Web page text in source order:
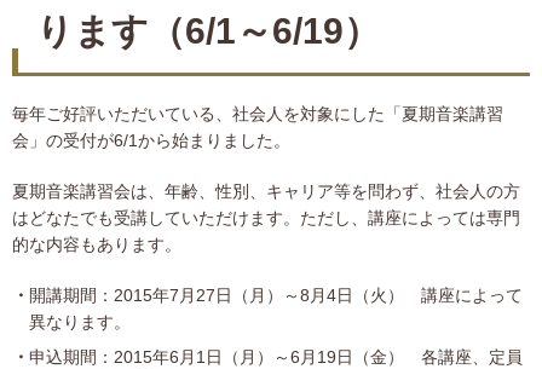
ります（6/1～6/19）
毎年ご好評いただいている、社会人を対象にした「夏期音楽講習
会」の受付が6/1から始まりました。
夏期音楽講習会は、年齢、性別、キャリア等を問わず、社会人の方
はどなたでも受講していただけます。ただし、講座によっては専門
的な内容もあります。
開講期間：2015年7月27日（月）～8月4日（火） 講座によって
異なります。
申込期間：2015年6月1日（月）～6月19日（金） 各講座、定員